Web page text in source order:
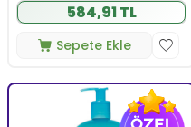
584,91 TL
Sepete Ekle